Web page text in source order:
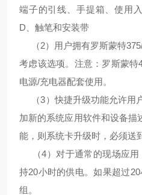
端子的引线、手提箱、使用
D 、触笔和安装带
（2）用户拥有罗斯蒙特
考虑该选项。注意：罗斯蒙特
电源/充电器配套使用。
（3）快捷升级功能允许用
加新的系统应用软件和设备描
能，则系统卡升级时，必须送
（4）对于通常的现场应
持20小时的供电。如果超过20
组。